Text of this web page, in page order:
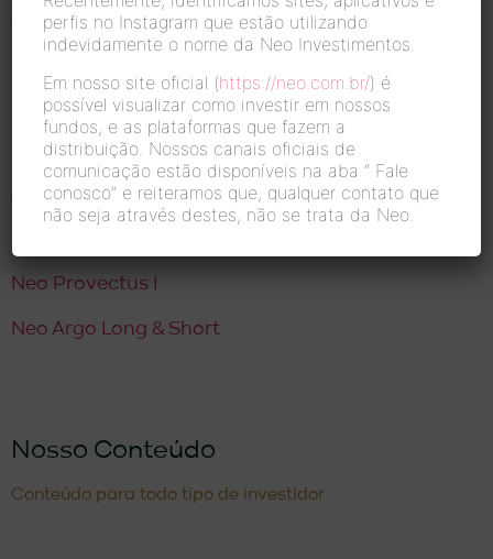
votação mais importante do mundo, em 5 de
novembro.
Luciano Sobral, economista-chefe da Neo.
Acompanhe os relatórios de gestão da Neo:
Neo Provectus I
Neo Argo Long & Short
Nosso Conteúdo
Conteúdo para todo tipo de investidor
perfis no Instagram que estão utilizando
indevidamente o nome da Neo Investimentos.
Em nosso site oficial (https://neo.com.br/) é
possível visualizar como investir em nossos
fundos, e as plataformas que fazem a
distribuição. Nossos canais oficiais de
comunicação estão disponíveis na aba “ Fale
conosco” e reiteramos que, qualquer contato que
não seja através destes, não se trata da Neo.